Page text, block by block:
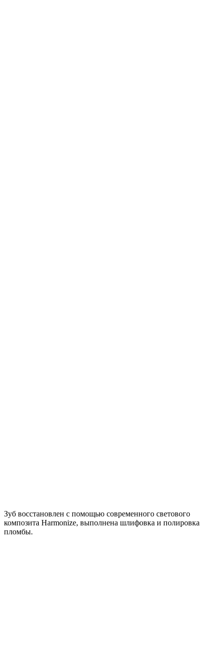
Зуб восстановлен с помощью современного светового
композита Harmonize, выполнена шлифовка и полировка
пломбы.